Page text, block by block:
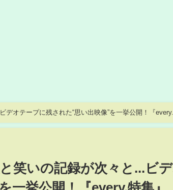
デオテープに残された“思い出映像”を一挙公開！『
笑いの記録が次々と...ビ
一挙公開！『every.特集』